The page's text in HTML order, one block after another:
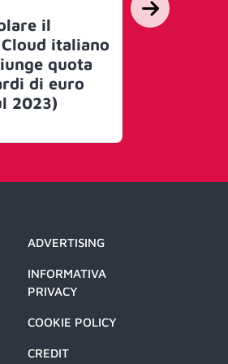
il
italiano
quota
di euro
2023)
Interactive
The
ADVERTISING
INFORMATIVA
PRIVACY
COOKIE POLICY
CREDIT